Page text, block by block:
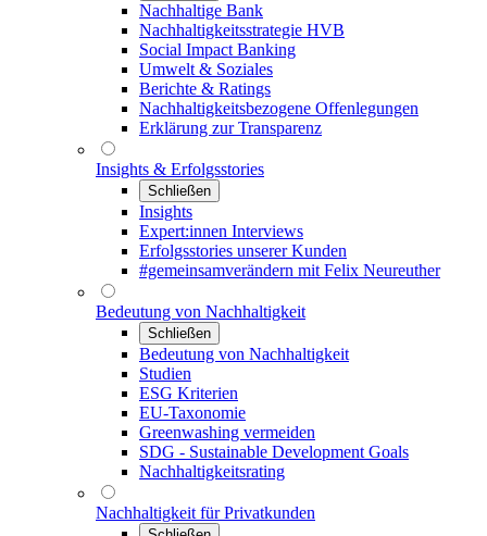
Nachhaltige Bank
Nachhaltigkeitsstrategie HVB
Social Impact Banking
Umwelt & Soziales
Berichte & Ratings
Nachhaltigkeitsbezogene Offenlegungen
Erklärung zur Transparenz
Insights & Erfolgsstories
Schließen
Insights
Expert:innen Interviews
Erfolgsstories unserer Kunden
#gemeinsamverändern mit Felix Neureuther
Bedeutung von Nachhaltigkeit
Schließen
Bedeutung von Nachhaltigkeit
Studien
ESG Kriterien
EU-Taxonomie
Greenwashing vermeiden
SDG - Sustainable Development Goals
Nachhaltigkeitsrating
Nachhaltigkeit für Privatkunden